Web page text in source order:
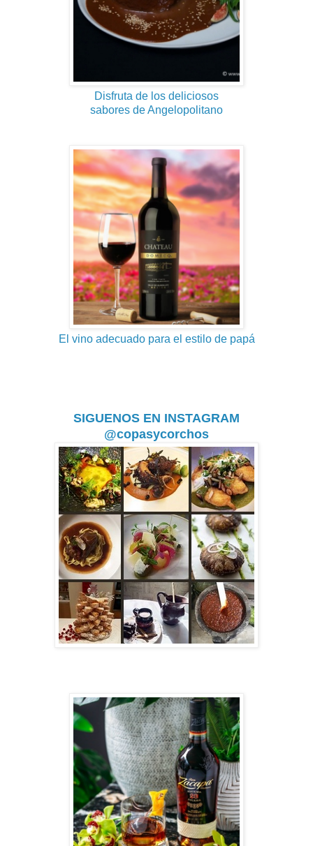
Disfruta de los deliciosos
sabores de Angelopolitano
El vino adecuado para el estilo de papá
SIGUENOS EN INSTAGRAM
@copasycorchos